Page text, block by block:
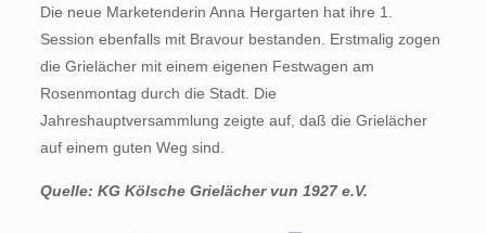
Die neue Marketenderin Anna Hergarten hat ihre 1.
Session ebenfalls mit Bravour bestanden. Erstmalig zogen
die Grielächer mit einem eigenen Festwagen am
Rosenmontag durch die Stadt. Die
Jahreshauptversammlung zeigte auf, daß die Grielächer
auf einem guten Weg sind.
Quelle: KG Kölsche Grielächer vun 1927 e.V.